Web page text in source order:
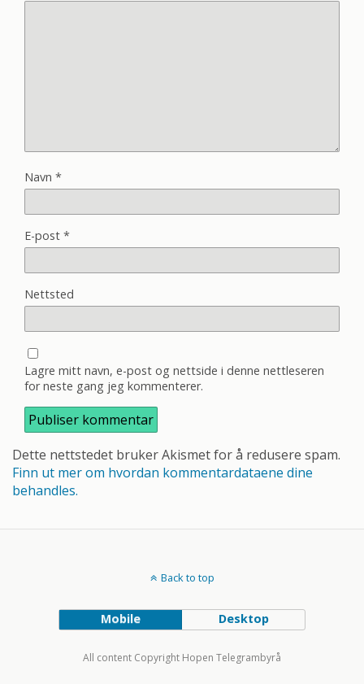
Navn *
E-post *
Nettsted
Lagre mitt navn, e-post og nettside i denne nettleseren
for neste gang jeg kommenterer.
Dette nettstedet bruker Akismet for å redusere spam.
Finn ut mer om hvordan kommentardataene dine
behandles.
Back to top
Mobile Desktop
All content Copyright Hopen Telegrambyrå